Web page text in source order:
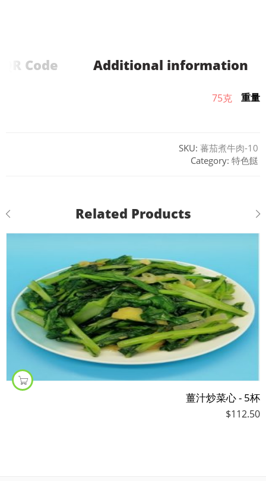
Additional information
QR Code
重量
75克
SKU: 蕃茄煮牛肉-10
Category: 特色餸
Related Products
薑汁炒菜心 - 5杯
$112.50